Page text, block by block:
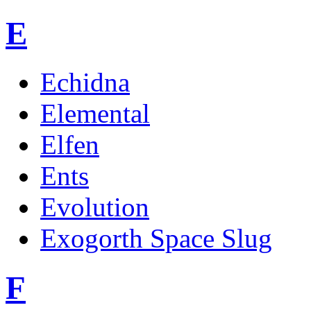
E
Echidna
Elemental
Elfen
Ents
Evolution
Exogorth Space Slug
F